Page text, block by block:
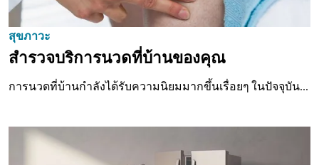
สุขภาวะ
สำรวจบริการนวดที่บ้านของคุณ
การนวดที่บ้านกำลังได้รับความนิยมมากขึ้นเรื่อยๆ ในปัจจุบัน...